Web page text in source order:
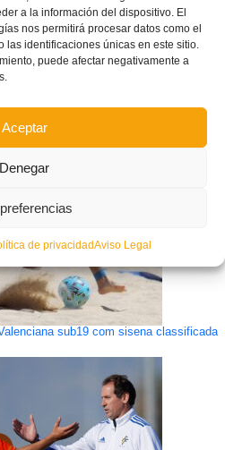
a la información del dispositivo. El
nos permitirá procesar datos como el
las identificaciones únicas en este sitio.
puede afectar negativamente a
Aceptar
Denegar
de privacidadAviso Legal
convocats per Enrique Moratal per al
sub19 com sisena classificada